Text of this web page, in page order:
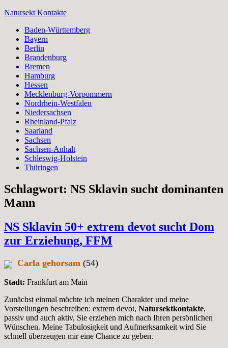
Zum
springen
Natursekt Kontakte
Baden-Württemberg
Bayern
Berlin
Brandenburg
Bremen
Hamburg
Hessen
Mecklenburg-Vorpommern
Nordrhein-Westfalen
Niedersachsen
Rheinland-Pfalz
Saarland
Sachsen
Sachsen-Anhalt
Schleswig-Holstein
Thüringen
Schlagwort: NS Sklavin sucht dominanten
Mann
NS Sklavin 50+ extrem devot sucht Dom
zur Erziehung, FFM
Carla gehorsam (54)
Stadt: Frankfurt am Main
Zunächst einmal möchte ich meinen Charakter und meine
Vorstellungen beschreiben: extrem devot, Natursektkontakte,
passiv und auch aktiv, Sie erziehen mich nach Ihren persönlichen
Wünschen. Meine Tabulosigkeit und Aufmerksamkeit wird Sie
schnell überzeugen mir eine Chance zu geben.